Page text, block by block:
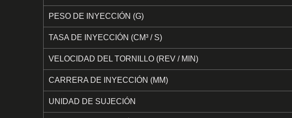
PESO DE INYECCIÓN (G)
TASA DE INYECCIÓN (CM³ / S)
VELOCIDAD DEL TORNILLO (REV / MIN)
CARRERA DE INYECCIÓN (MM)
UNIDAD DE SUJECIÓN